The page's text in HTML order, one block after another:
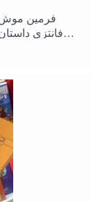
فرمین موش
فانتزی
سعی می